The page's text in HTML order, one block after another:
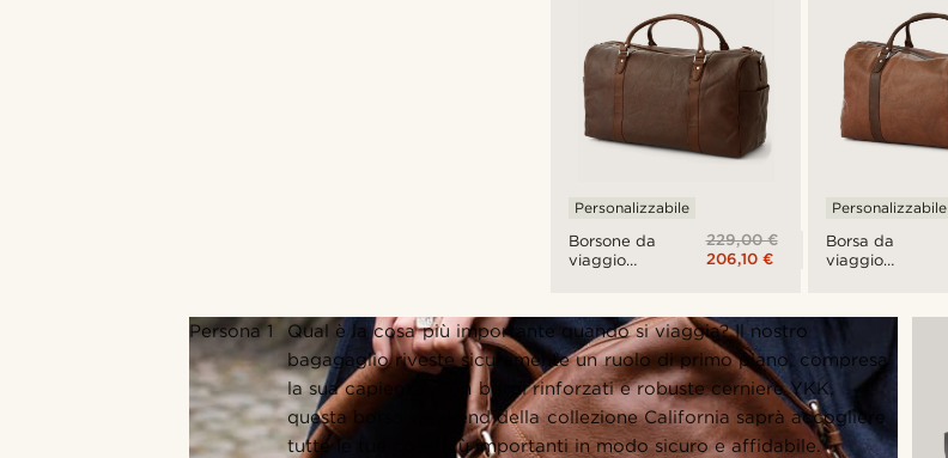
Borsone da
viaggio
marrone
Personalizzabile
229,00 €
206,10 €
Borsa da
viaggio
Personalizzabile
Persona 1
Qual è la cosa più importante quando si viaggia? Il nostro
bagagaglio riveste sicuramente un ruolo di primo piano, compresa
la sua capienza. Con bordi rinforzati e robuste cerniere YKK,
questa borsa weekend della collezione California saprà accogliere
tutte le tue cose più importanti in modo sicuro e affidabile.